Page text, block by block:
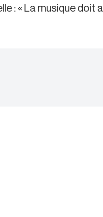
: « La musique doit